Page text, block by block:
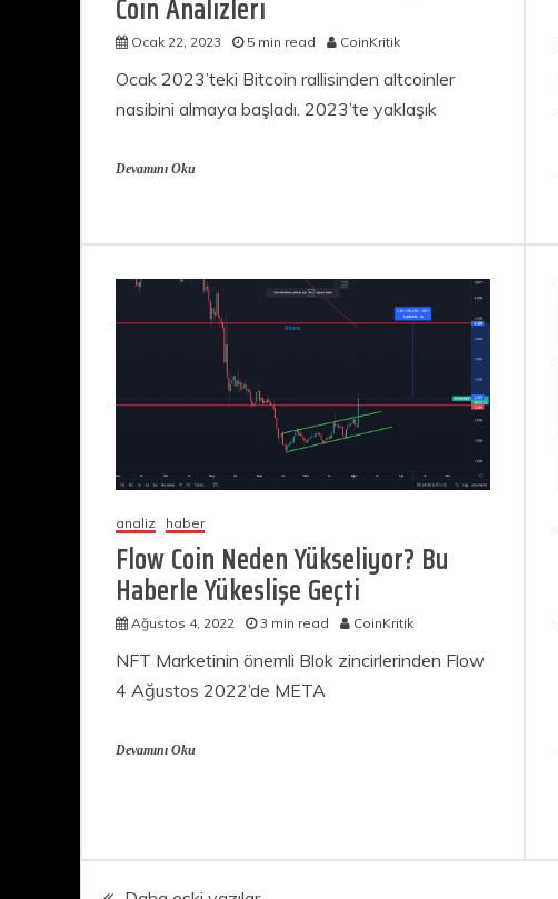
Coin Analizleri
Ocak 22, 2023 5 min read CoinKritik
Ocak 2023’teki Bitcoin rallisinden altcoinler
nasibini almaya başladı. 2023’te yaklaşık
Devamını Oku
analiz haber
Flow Coin Neden Yükseliyor? Bu
Haberle Yükeslişe Geçti
Ağustos 4, 2022 3 min read CoinKritik
NFT Marketinin önemli Blok zincirlerinden Flow
4 Ağustos 2022’de META
Devamını Oku